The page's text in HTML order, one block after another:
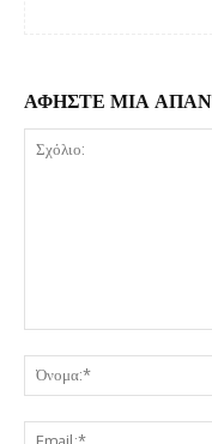
ΑΦΗΣΤΕ ΜΙΑ